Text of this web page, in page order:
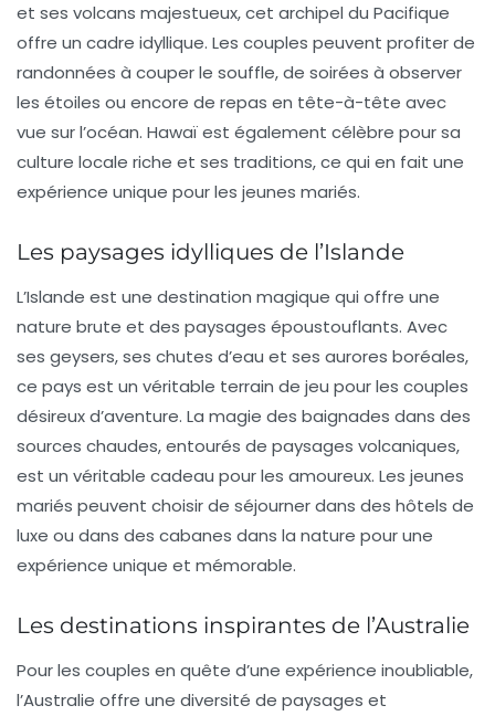
et ses volcans majestueux, cet archipel du Pacifique
offre un cadre idyllique. Les couples peuvent profiter de
randonnées à couper le souffle, de soirées à observer
les étoiles ou encore de repas en tête-à-tête avec
vue sur l’océan. Hawaï est également célèbre pour sa
culture locale riche et ses traditions, ce qui en fait une
expérience unique pour les jeunes mariés.
Les paysages idylliques de l’Islande
L’Islande est une destination magique qui offre une
nature brute et des paysages époustouflants. Avec
ses geysers, ses chutes d’eau et ses aurores boréales,
ce pays est un véritable terrain de jeu pour les couples
désireux d’aventure. La magie des baignades dans des
sources chaudes, entourés de paysages volcaniques,
est un véritable cadeau pour les amoureux. Les jeunes
mariés peuvent choisir de séjourner dans des hôtels de
luxe ou dans des cabanes dans la nature pour une
expérience unique et mémorable.
Les destinations inspirantes de l’Australie
Pour les couples en quête d’une expérience inoubliable,
l’Australie offre une diversité de paysages et